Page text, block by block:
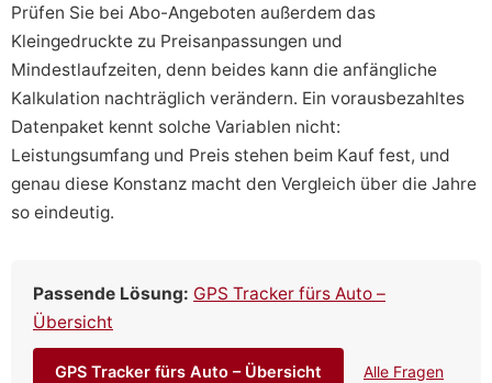
Prüfen Sie bei Abo-Angeboten außerdem das
Kleingedruckte zu Preisanpassungen und
Mindestlaufzeiten, denn beides kann die anfängliche
Kalkulation nachträglich verändern. Ein vorausbezahltes
Datenpaket kennt solche Variablen nicht:
Leistungsumfang und Preis stehen beim Kauf fest, und
genau diese Konstanz macht den Vergleich über die Jahre
so eindeutig.
Passende Lösung: GPS Tracker fürs Auto –
Übersicht
GPS Tracker fürs Auto – Übersicht Alle Fragen